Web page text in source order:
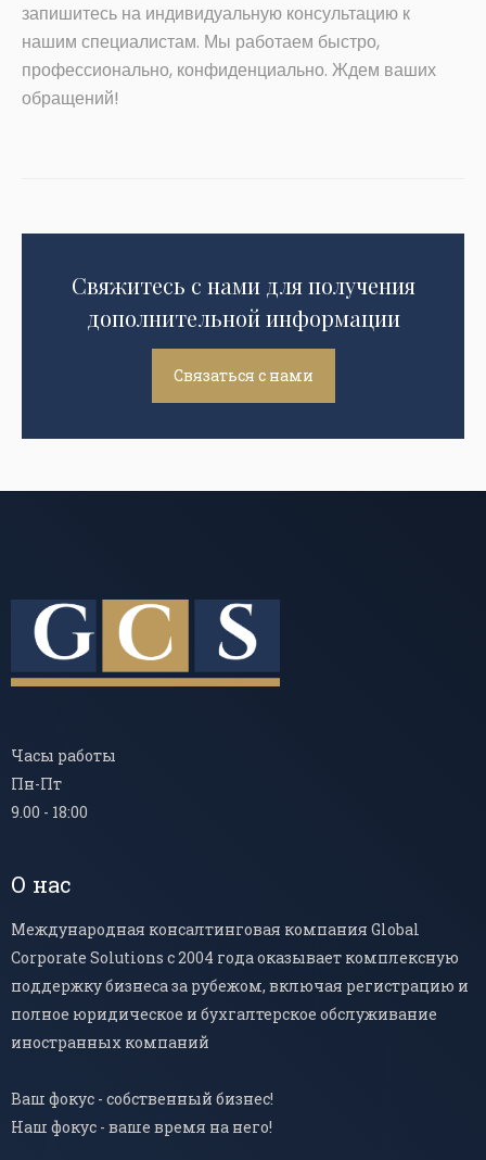
запишитесь на индивидуальную консультацию к
нашим специалистам. Мы работаем быстро,
профессионально, конфиденциально. Ждем ваших
обращений!
Свяжитесь с нами для получения
дополнительной информации
Связаться с нами
Часы работы
Пн-Пт
9.00 - 18:00
О нас
Международная консалтинговая компания Global
Corporate Solutions с 2004 года оказывает комплексную
поддержку бизнеса за рубежом, включая регистрацию и
полное юридическое и бухгалтерское обслуживание
иностранных компаний
Ваш фокус - собственный бизнес!
Наш фокус - ваше время на него!